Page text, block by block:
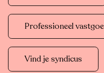
Professioneel
Vind je syndicus